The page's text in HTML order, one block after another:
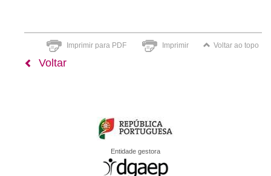
Imprimir para PDF Imprimir Voltar ao topo
Voltar
Entidade gestora